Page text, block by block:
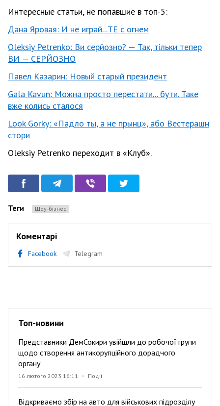
Интересные статьи, не попавшие в топ-5:
Дана Яровая: И не играй...ТЕ с огнем
Oleksiy Petrenko: Ви серйозно? — Так, тільки тепер
ВИ — СЕРЙОЗНО
Павел Казарин: Новый старый президент
Gala Kavun: Можна просто перестати... бути. Таке
вже колись сталося
Look Gorky: «Падло ты, а не прынц», або Вестерашн
стори
Oleksiy Petrenko переходит в «Клуб».
Теги Шоу-бізнес
Коментарі
Facebook Telegram
Топ-новини
Представники ДемСокири увійшли до робочої групи
щодо створення антикорупційного дорадчого
органу
16 лютого 2023 16:11 Події
Відкриваємо збір на авто для військових підрозділу